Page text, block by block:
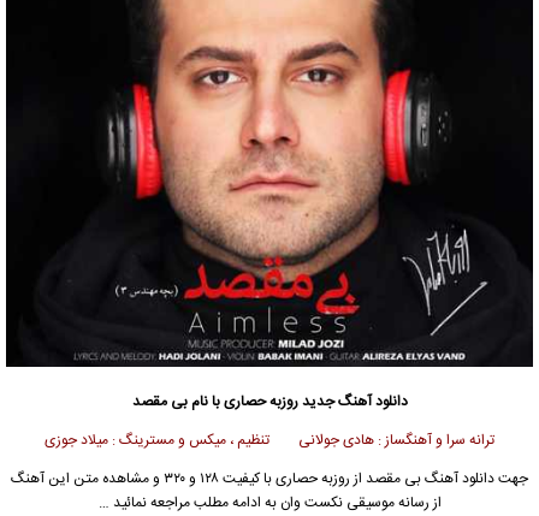
دانلود آهنگ جدیدروزبه حصاریبا نام بی مقصد
ترانه سرا و آهنگساز : هادی جولانی تنظیم ، میکس و مسترینگ : میلاد جوزی
جهت دانلود آهنگ بی مقصد از روزبه حصاری
با کیفیت ۱۲۸ و ۳۲۰ و مشاهده متن این آهنگ
از رسانه موسیقی نکست وان به ادامه مطلب مراجعه نمائید …